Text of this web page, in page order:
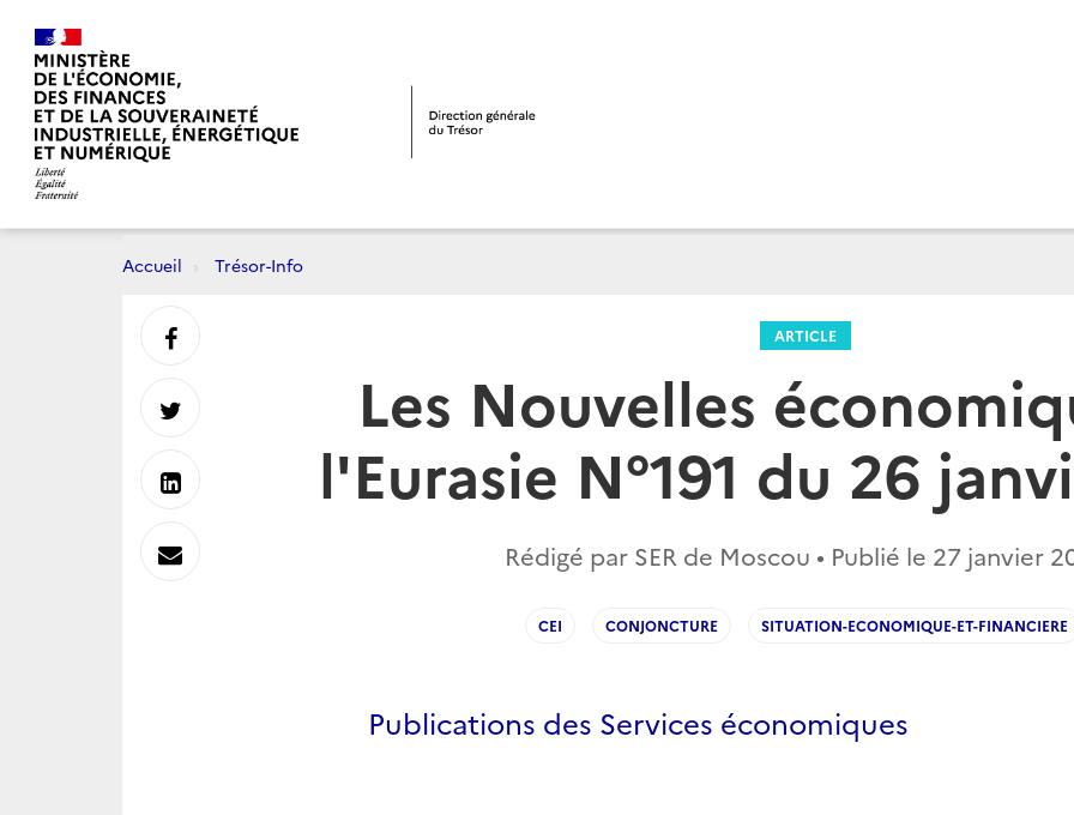
Accueil Trésor-Info
ARTICLE
Les Nouvelles
l'Eurasie N°191 du 26
Rédigé par SER de Moscou • Publié le 27 janvier
CEI CONJONCTURE SITUATION-ECONOMIQUE-ET-FINANCIERE
Publications des Services économiques
Partager
sur
Partager
sur
Partager
sur
Envoyer